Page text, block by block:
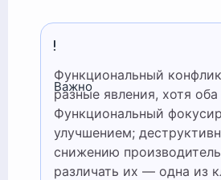
Важно
Функциональный конфликт и деструктивный конфликт —
разные явления, хотя
Функциональный
улучшением;
снижению
различать их — одна из